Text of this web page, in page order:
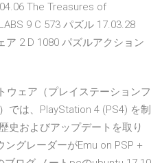
The Treasures of
9 C 573 パズル 17.03.28
2 D 1080 パズルアクション
ウェア（プレイステーションフ
では、PlayStation 4 (PS4) を制
史およびアップデートを取り
グレーダーがEmu on PSP +